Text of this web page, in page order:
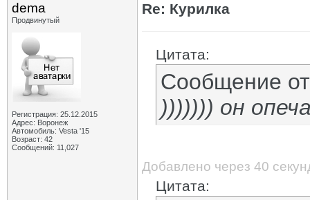
dema
Продвинутый
Регистрация: 25.12.2015
Адрес: Воронеж
Автомобиль: Vesta '15
Возраст: 42
Сообщений: 11,027
Re: Курилка
Цитата:
Сообщение
))))))) он
Добавлено через 40
Цитата: